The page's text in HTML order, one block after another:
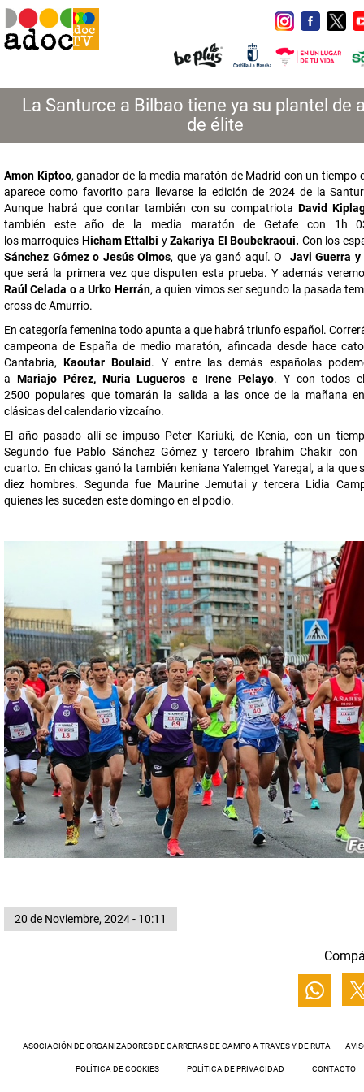
La Santurce a Bilbao tiene ya su plantel de
de élite
Amon Kiptoo, ganador de la media maratón de Madrid con un tiempo
aparece como favorito para llevarse la edición de 2024 de la
Aunque habrá que contar también con su compatriotaDavid
también este año de la media maratón de Getafe con 1h
los marroquíes Hicham Ettalbi yZakariya El Boubekraoui. Con los
Sánchez Gómez o Jesús Olmos, que ya ganó aquí. O Javi Guerra
que será la primera vez que disputen esta prueba. Y además
Raúl Celada o a Urko Herrán, a quien vimos ser segundo la pasada
cross de Amurrio.
En categoría femenina todo apunta a que habrá triunfo español.
campeona de España de medio maratón, afincada desde hace
Cantabria,Kaoutar Boulaid. Y entre las demás españolas
a Mariajo Pérez, Nuria Lugueros e Irene Pelayo. Y con todos
2500 populares que tomarán la salida a las once de la mañana
clásicas del calendario vizcaíno.
El año pasado allí se impuso Peter Kariuki, de Kenia, con un
Segundo fue Pablo Sánchez Gómez y tercero Ibrahim Chakir con
cuarto. En chicas ganó la también keniana Yalemget Yaregal, a la que
diez hombres. Segunda fue Maurine Jemutai y tercera Lidia
quienes les suceden este domingo en el podio.
20 de Noviembre, 2024 - 10:11
ASOCIACIÓN DE ORGANIZADORES DE CARRERAS DE CAMPO A TRAVES Y DE RUTA
POLÍTICA DE COOKIES POLÍTICA DE PRIVACIDAD CONTACTO